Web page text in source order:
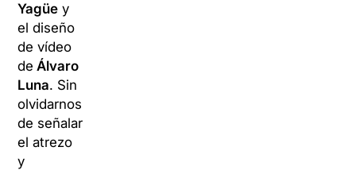
Yagüe y
el diseño
de vídeo
de Álvaro
Luna. Sin
olvidarnos
de señalar
el atrezo
y